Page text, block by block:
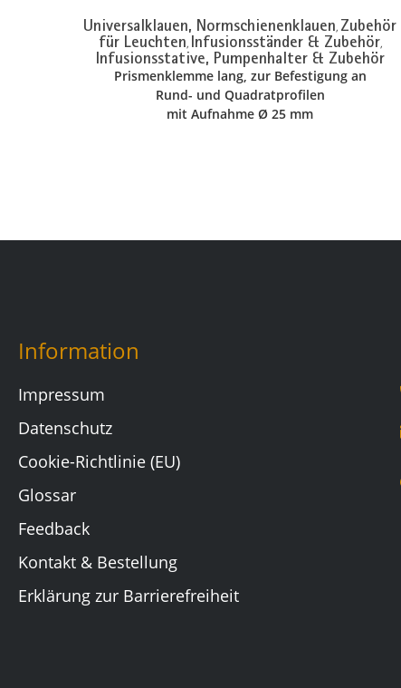
Universalklauen, Normschienenklauen, Zubehör
für Leuchten, Infusionsständer & Zubehör,
Infusionsstative, Pumpenhalter & Zubehör
Prismenklemme lang, zur Befestigung an
Rund- und Quadratprofilen
mit Aufnahme Ø 25 mm
Information
Impressum
Datenschutz
Cookie-Richtlinie (EU)
Glossar
Feedback
Kontakt & Bestellung
Erklärung zur Barrierefreiheit